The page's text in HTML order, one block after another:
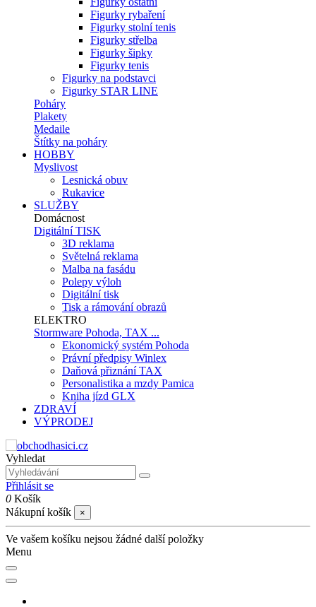
Figurky rybaření
Figurky stolní tenis
Figurky střelba
Figurky šipky
Figurky tenis
Figurky na podstavci
Figurky STAR LINE
Poháry
Plakety
Medaile
Štítky na poháry
HOBBY
Myslivost
Lesnická obuv
Rukavice
SLUŽBY
Domácnost
Digitální TISK
3D reklama
Světelná reklama
Malba na fasádu
Polepy výloh
Digitální tisk
Tisk a rámování obrazů
ELEKTRO
Stormware Pohoda, TAX ...
Ekonomický systém Pohoda
Právní předpisy Winlex
Daňová přiznání TAX
Personalistika a mzdy Pamica
Kniha jízd GLX
ZDRAVÍ
VÝPRODEJ
Vyhledat
Přihlásit se
0 Košík
Nákupní košík
×
Ve vašem košíku nejsou žádné další položky
Menu